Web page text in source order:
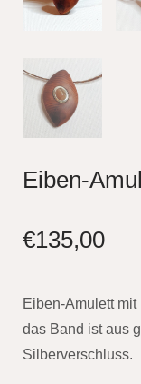
Eiben-
€135,00
Eiben-Amulett
das Band ist aus
Silberverschluss.